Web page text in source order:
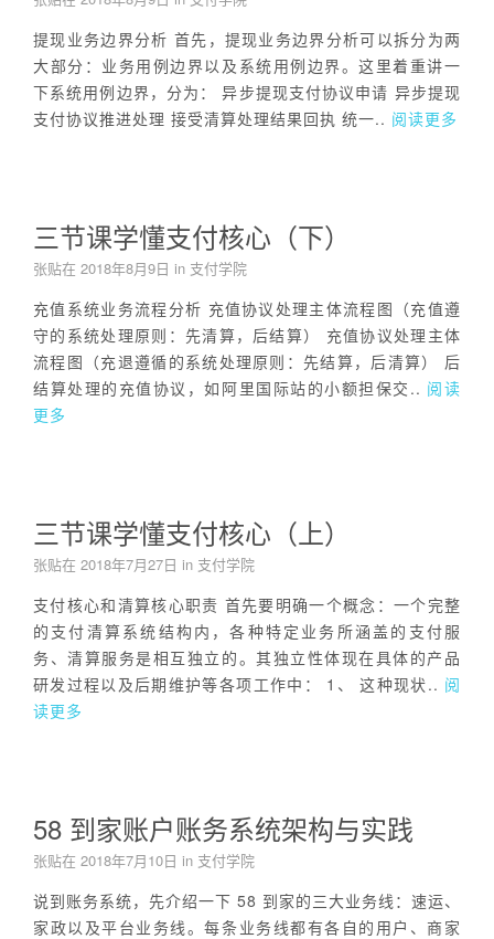
提现业务边界分析 首先，提现业务边界分析可以拆分为两
大部分：业务用例边界以及系统用例边界。这里着重讲一
下系统用例边界，分为： 异步提现支付协议申请 异步提现
支付协议推进处理 接受清算处理结果回执 统一.. 阅读更多
三节课学懂支付核心（下）
张贴在 2018年8月9日 in 支付学院
充值系统业务流程分析 充值协议处理主体流程图（充值遵
守的系统处理原则：先清算，后结算） 充值协议处理主体
流程图（充退遵循的系统处理原则：先结算，后清算） 后
结算处理的充值协议，如阿里国际站的小额担保交.. 阅读
更多
三节课学懂支付核心（上）
张贴在 2018年7月27日 in 支付学院
支付核心和清算核心职责 首先要明确一个概念：一个完整
的支付清算系统结构内，各种特定业务所涵盖的支付服
务、清算服务是相互独立的。其独立性体现在具体的产品
研发过程以及后期维护等各项工作中： 1、 这种现状.. 阅
读更多
58 到家账户账务系统架构与实践
张贴在 2018年7月10日 in 支付学院
说到账务系统，先介绍一下 58 到家的三大业务线：速运、
家政以及平台业务线。每条业务线都有各自的用户、商家